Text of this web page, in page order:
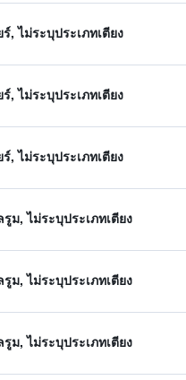
, ไม่ระบุประเภทเตียง
, ไม่ระบุประเภทเตียง
, ไม่ระบุประเภทเตียง
ม, ไม่ระบุประเภทเตียง
ม, ไม่ระบุประเภทเตียง
ม, ไม่ระบุประเภทเตียง